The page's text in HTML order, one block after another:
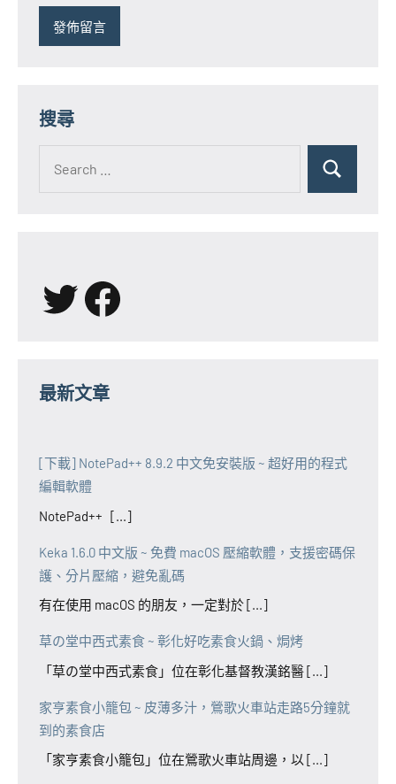
搜尋
for:
Search
X Facebook
最新文章
[下載] NotePad++ 8.9.2 中文免安裝版 ~ 超好用的程式
編輯軟體
NotePad++ [...]
Keka 1.6.0 中文版 ~ 免費 macOS 壓縮軟體，支援密碼保
護、分片壓縮，避免亂碼
有在使用 macOS 的朋友，一定對於 [...]
草の堂中西式素食 ~ 彰化好吃素食火鍋、焗烤
「草の堂中西式素食」位在彰化基督教漢銘醫 [...]
家亨素食小籠包 ~ 皮薄多汁，鶯歌火車站走路5分鐘就
到的素食店
「家亨素食小籠包」位在鶯歌火車站周邊，以 [...]